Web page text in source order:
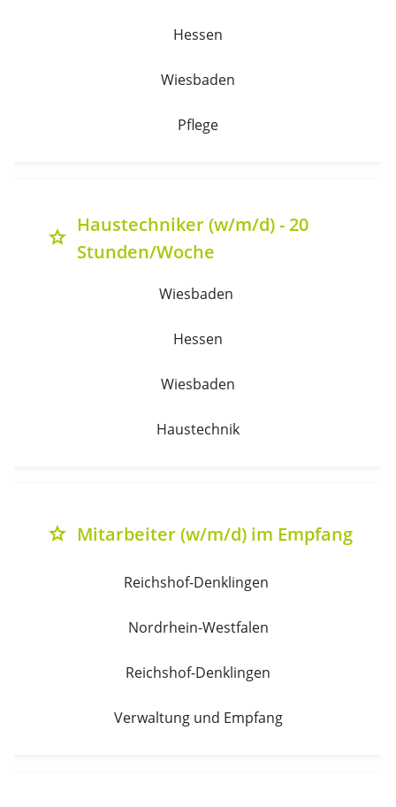
Hessen
Wiesbaden
Pflege
grade
Haustechniker (w/m/d) - 20
Stunden/Woche
Wiesbaden
Hessen
Wiesbaden
Haustechnik
grade Mitarbeiter (w/m/d) im Empfang
Reichshof-Denklingen
Nordrhein-Westfalen
Reichshof-Denklingen
Verwaltung und Empfang